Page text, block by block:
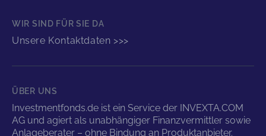
WIR SIND FÜR SIE DA
Unsere Kontaktdaten >>>
ÜBER UNS
Investmentfonds.de ist ein Service der INVEXTA.COM
AG und agiert als unabhängiger Finanzvermittler sowie
Anlageberater – ohne Bindung an Produktanbieter.